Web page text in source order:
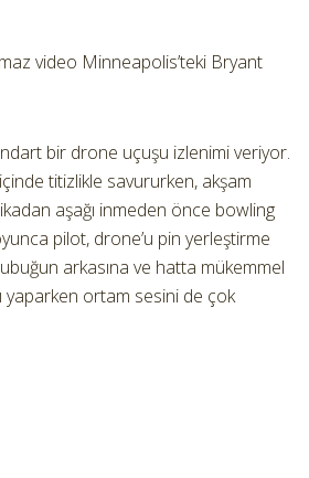
video Minneapolis’teki Bryant
bir drone uçuşu izlenimi veriyor.
titizlikle savururken, akşam
aşağı inmeden önce bowling
pilot, drone’u pin yerleştirme
arkasına ve hatta mükemmel
yaparken ortam sesini de çok